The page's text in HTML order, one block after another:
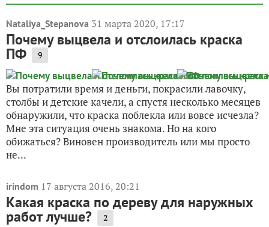
Nataliya_Stepanova 31 марта 2020, 17:17
Почему выцвела и отслоилась краска
ПФ 9
Вы потратили время и деньги, покрасили лавочку,
столбы и детские качели, а спустя несколько месяцев
обнаружили, что краска поблекла или вовсе исчезла?
Мне эта ситуация очень знакома. Но на кого
обижаться? Виновен производитель или мы просто
не...
irindom 17 августа 2016, 20:21
Какая краска по дереву для наружных
работ лучше? 2